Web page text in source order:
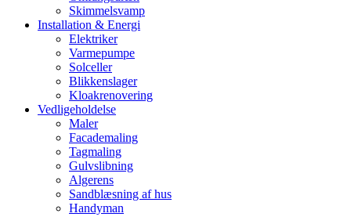
Skimmelsvamp
Installation & Energi
Elektriker
Varmepumpe
Solceller
Blikkenslager
Kloakrenovering
Vedligeholdelse
Maler
Facademaling
Tagmaling
Gulvslibning
Algerens
Sandblæsning af hus
Handyman